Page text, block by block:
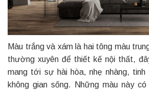
Màu trắng và xám là hai tông màu
thường xuyên để thiết kế nội thất,
mang tới sự hài hòa, nhẹ nhàng,
không gian sống. Những màu này